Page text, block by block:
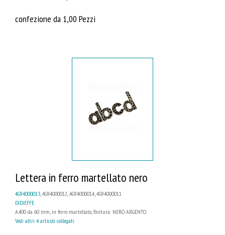
confezione da 1,00 Pezzi
Lettera in ferro martellato nero
4G94000013 , 4G94000012, 4G94000014, 4G94000011
DIDIEFFE
A.400 da 60 mm, in ferro martellato, finitura: NERO ARGENTO
Vedi altri 4 articoli collegati